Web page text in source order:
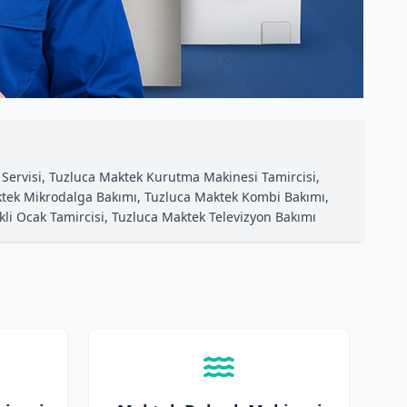
Servisi, Tuzluca Maktek Kurutma Makinesi Tamircisi,
Mikrodalga Bakımı, Tuzluca Maktek Kombi Bakımı,
Ocak Tamircisi, Tuzluca Maktek Televizyon Bakımı